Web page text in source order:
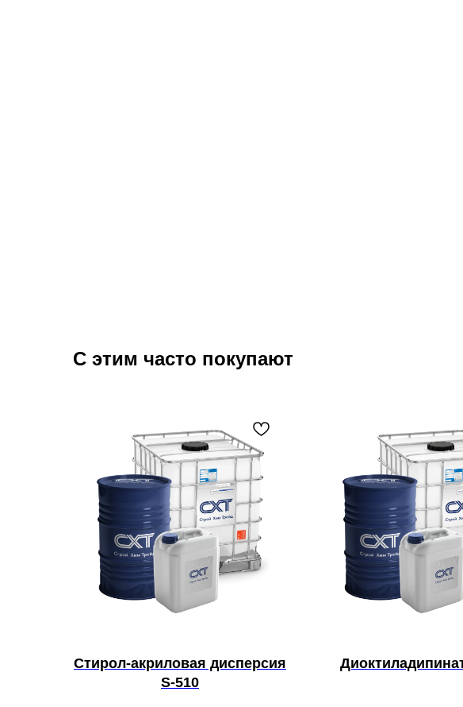
С этим часто покупают
Стирол-акриловая дисперсия
S-510